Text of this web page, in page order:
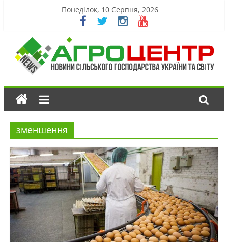
Понеділок, 10 Серпня, 2026
зменшення